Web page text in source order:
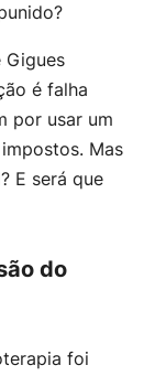
Gigues
é falha
por usar um
Mas
E será que
do
foi